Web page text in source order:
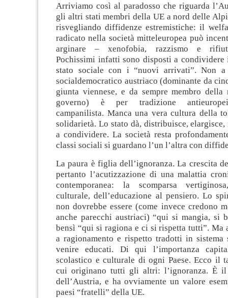
Arriviamo così al paradosso che riguarda
gli altri stati membri della UE a nord delle
risvegliando diffidenze estremistiche: il
radicato nella società mitteleuropea può
arginare – xenofobia, razzismo e
Pochissimi infatti sono disposti a
stato sociale con i “nuovi arrivati”. Non
socialdemocratico austriaco (dominante da
giunta viennese, e da sempre membro della
governo) è per tradizione
campanilista. Manca una vera cultura della
solidarietà. Lo stato dà, distribuisce, elargisce,
a condividere. La società resta
classi sociali si guardano l’un l’altra con
La paura è figlia dell’ignoranza. La crescita
pertanto l’acutizzazione di una malattia
contemporanea: la scomparsa
culturale, dell’educazione al pensiero. Lo
non dovrebbe essere (come invece credono
anche parecchi austriaci) “qui si mangia, si
bensì “qui si ragiona e ci si rispetta tutti”. Ma
a ragionamento e rispetto tradotti in sistema
venire educati. Di qui l’importanza
scolastico e culturale di ogni Paese. Ecco il
cui originano tutti gli altri: l’ignoranza. È il
dell’Austria, e ha ovviamente un valore
paesi “fratelli” della UE.